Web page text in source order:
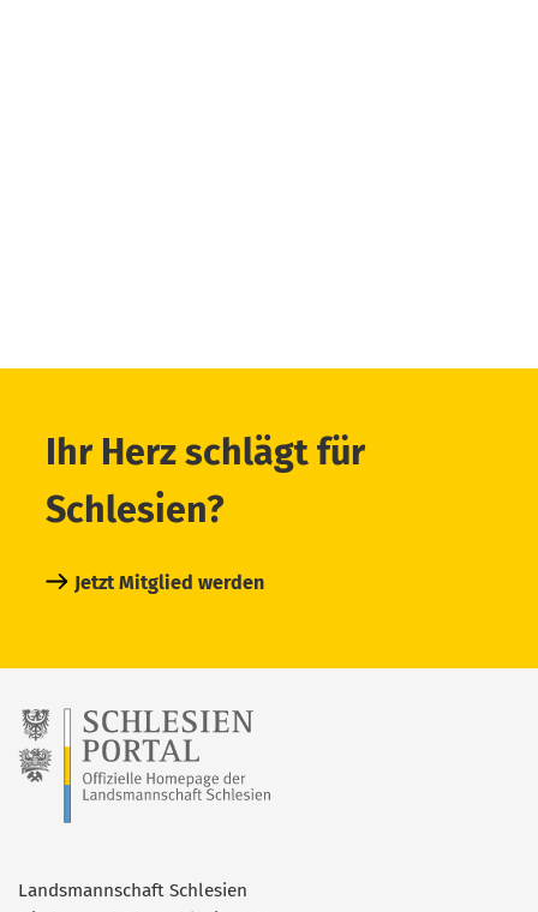
Ihr Herz schlägt für
Schlesien?
Jetzt Mitglied werden
Landsmannschaft Schlesien